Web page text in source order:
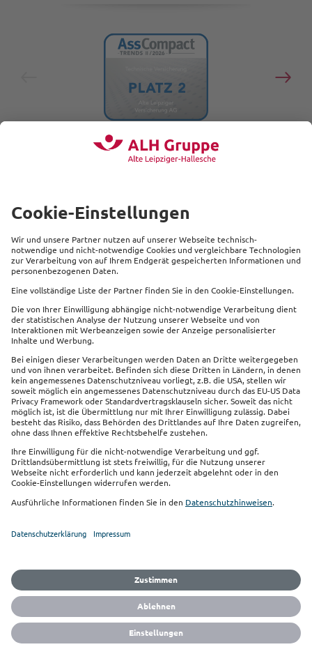
Cyber-Versicherung
Alte Leipziger Versicherung AG